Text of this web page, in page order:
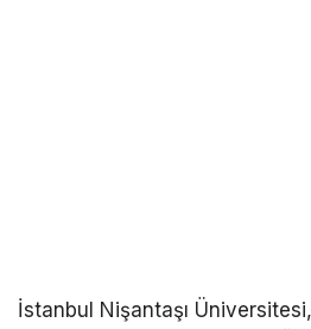
İstanbul Nişantaşı